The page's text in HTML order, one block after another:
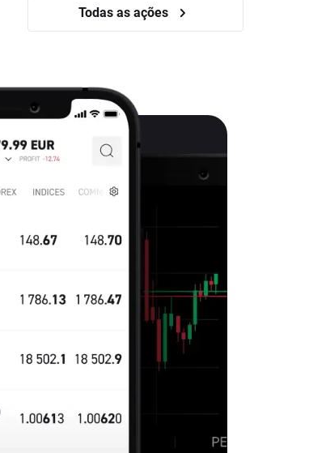
Todas as ações